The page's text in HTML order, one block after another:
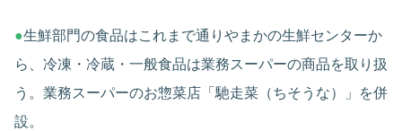
●生鮮部門の食品はこれまで通りやまかの生鮮センターか
ら、冷凍・冷蔵・一般食品は業務スーパーの商品を取り扱
う。業務スーパーのお惣菜店「馳走菜（ちそうな）」を併
設。